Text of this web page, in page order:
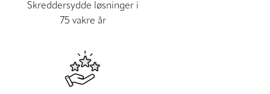
Skreddersydde løsninger i
75 vakre år